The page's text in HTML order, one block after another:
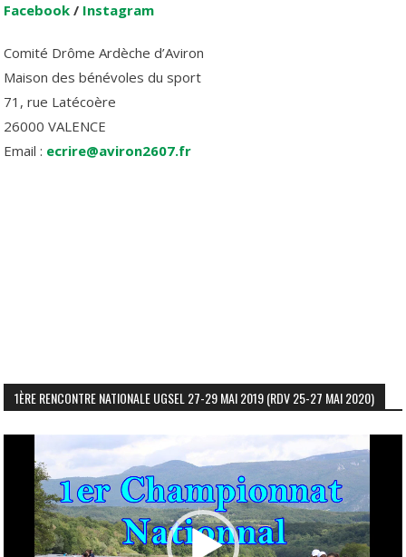
Facebook / Instagram
Comité Drôme Ardèche d’Aviron
Maison des bénévoles du sport
71, rue Latécoère
26000 VALENCE
Email : ecrire@aviron2607.fr
1ÈRE RENCONTRE NATIONALE UGSEL 27-29 MAI 2019 (RDV 25-27 MAI 2020)
vidéo